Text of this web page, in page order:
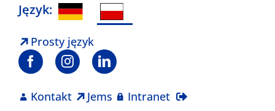
Skip
content
Język:
Prosty język
Kontakt Jems Intranet